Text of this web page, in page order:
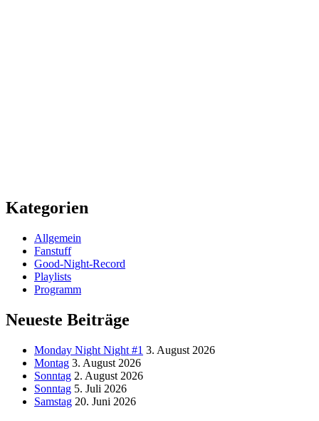
Kategorien
Allgemein
Fanstuff
Good-Night-Record
Playlists
Programm
Neueste Beiträge
Monday Night Night #1 3. August 2026
Montag 3. August 2026
Sonntag 2. August 2026
Sonntag 5. Juli 2026
Samstag 20. Juni 2026